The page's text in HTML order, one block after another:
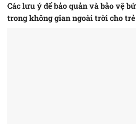
Các lưu ý để bảo quản và bảo vệ
trong không gian ngoài trời cho